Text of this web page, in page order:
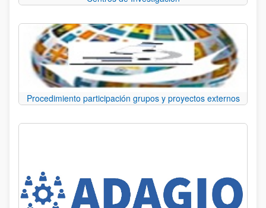
Procedimiento participación grupos y proyectos externos